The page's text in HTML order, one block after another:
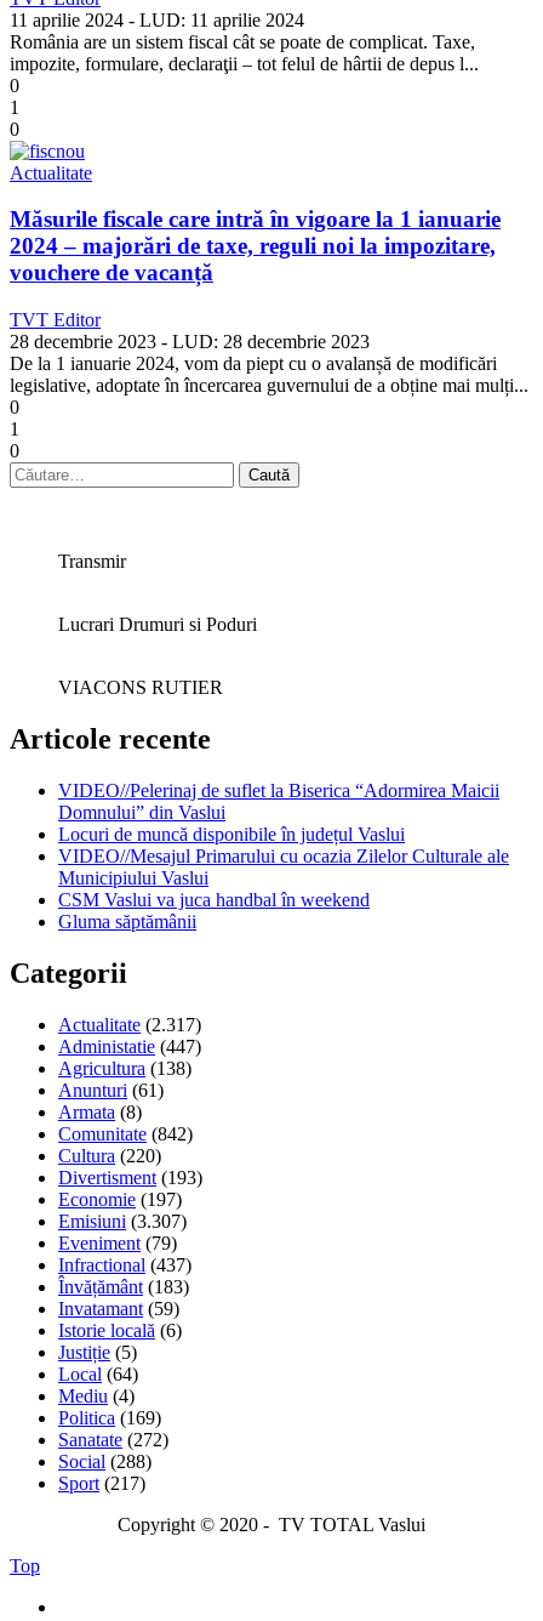
11 aprilie 2024 - LUD: 11 aprilie 2024
România are un sistem fiscal cât se poate de complicat. Taxe,
impozite, formulare, declaraţii – tot felul de hârtii de depus l...
0
1
0
Actualitate
Măsurile fiscale care intră în vigoare la 1 ianuarie
2024 – majorări de taxe, reguli noi la impozitare,
vouchere de vacanță
TVT Editor
28 decembrie 2023 - LUD: 28 decembrie 2023
De la 1 ianuarie 2024, vom da piept cu o avalanșă de modificări
legislative, adoptate în încercarea guvernului de a obține mai mulți...
0
1
0
Caută
după:
Transmir
Lucrari Drumuri si Poduri
VIACONS RUTIER
Articole recente
VIDEO//Pelerinaj de suflet la Biserica “Adormirea Maicii
Domnului” din Vaslui
Locuri de muncă disponibile în județul Vaslui
VIDEO//Mesajul Primarului cu ocazia Zilelor Culturale ale
Municipiului Vaslui
CSM Vaslui va juca handbal în weekend
Gluma săptămânii
Categorii
Actualitate (2.317)
Administatie (447)
Agricultura (138)
Anunturi (61)
Armata (8)
Comunitate (842)
Cultura (220)
Divertisment (193)
Economie (197)
Emisiuni (3.307)
Eveniment (79)
Infractional (437)
Învățământ (183)
Invatamant (59)
Istorie locală (6)
Justiție (5)
Local (64)
Mediu (4)
Politica (169)
Sanatate (272)
Social (288)
Sport (217)
Copyright © 2020 - TV TOTAL Vaslui
Top